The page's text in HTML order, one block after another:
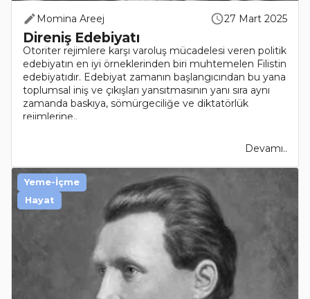
Momina Areej 27 Mart 2025
Direniş Edebiyatı
Otoriter rejimlere karşı varoluş mücadelesi veren politik
edebiyatın en iyi örneklerinden biri muhtemelen Filistin
edebiyatıdır. Edebiyat zamanın başlangıcından bu yana
toplumsal iniş ve çıkışları yansıtmasının yanı sıra aynı
zamanda baskıya, sömürgeciliğe ve diktatörlük
rejimlerine..
Devamı..
Yeme-İçme
Hayat